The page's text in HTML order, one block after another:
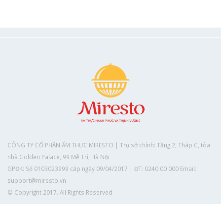
CÔNG TY CỔ PHẦN ẨM THỰC MIRESTO | Trụ sở chính: Tầng 2, Tháp C, tòa
© Copyright 2017. All Rights Reserved